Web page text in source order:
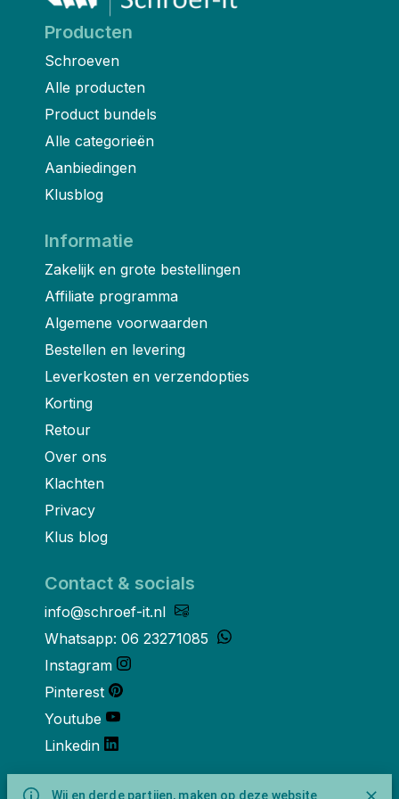
Wij en derde partijen, maken op deze website
Producten
Schroeven
Alle producten
Product bundels
Alle categorieën
Aanbiedingen
Klusblog
Informatie
Zakelijk en grote bestellingen
Affiliate programma
Algemene voorwaarden
Bestellen en levering
Leverkosten en verzendopties
Korting
Retour
Over ons
Klachten
Privacy
Klus blog
Contact & socials
info@schroef-it.nl
Whatsapp: 06 23271085
Instagram
Pinterest
Youtube
Linkedin
Over ons